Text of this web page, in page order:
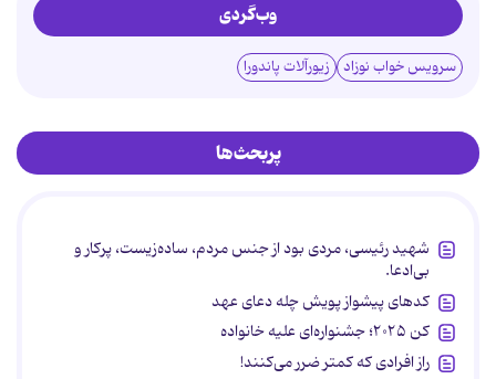
وب‌گردی
سرویس خواب نوزاد زیورآلات پاندورا
پربحث‌ها
شهید رئیسی، مردی بود از جنس مردم، ساده‌زیست، پرکار و
بی‌ادعا.
کدهای پیشواز پویش چله دعای عهد
کن ۲۰۲۵؛ جشنواره‌ای علیه خانواده
راز افرادی که کمتر ضرر می‌کنند!